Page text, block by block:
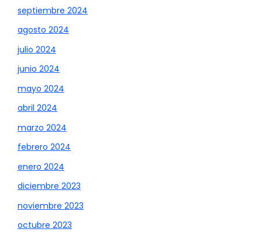
septiembre 2024
agosto 2024
julio 2024
junio 2024
mayo 2024
abril 2024
marzo 2024
febrero 2024
enero 2024
diciembre 2023
noviembre 2023
octubre 2023